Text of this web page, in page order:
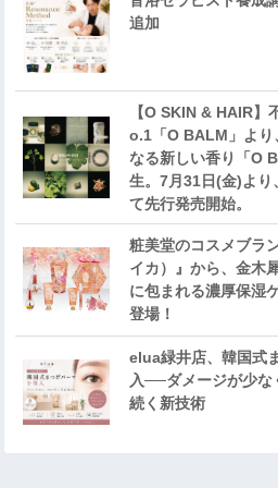
追加
【O SKIN & HAIR】
o.1「O BALM」より
なる新しい香り「O
生。7月31日(金)より
て先行発売開始。
粧美堂のコスメブラ
イカ）』から、金木
に包まれる濃厚保湿
登場！
elua緑井店、韓国式
入──ダメージが少な
続く新技術